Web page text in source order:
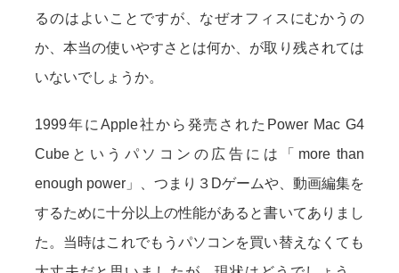
るのはよいことですが、なぜオフィスにむかうの
か、本当の使いやすさとは何か、が取り残されては
いないでしょうか。
1999年にApple社から発売されたPower Mac G4
Cubeというパソコンの広告には「more than
enough power」、つまり３Dゲームや、動画編集を
するために十分以上の性能があると書いてありまし
た。当時はこれでもうパソコンを買い替えなくても